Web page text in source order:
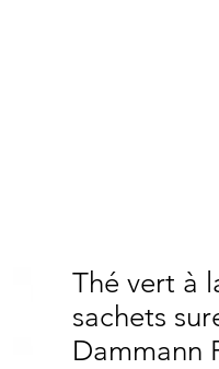
Thé vert à
sachets
Dammann